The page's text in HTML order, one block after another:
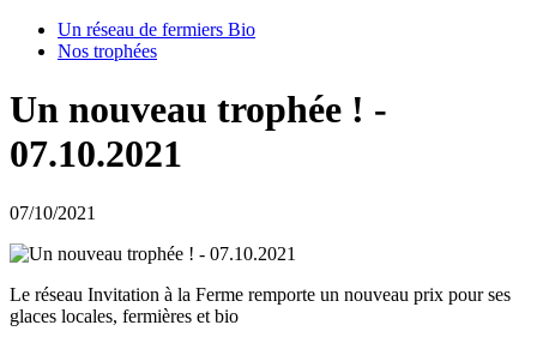
Un réseau de fermiers Bio
Nos trophées
Un nouveau trophée ! -
07.10.2021
07/10/2021
Le réseau Invitation à la Ferme remporte un nouveau prix pour ses
glaces locales, fermières et bio